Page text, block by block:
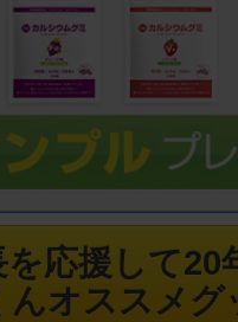
応援して20
オススメグ